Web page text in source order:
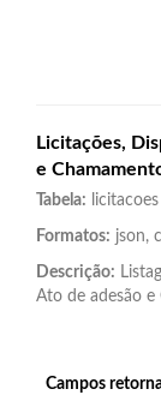
Licitações,
e
Tabela: licitacoes
Formatos: json,
Descrição:
Ato de adesão
Campos